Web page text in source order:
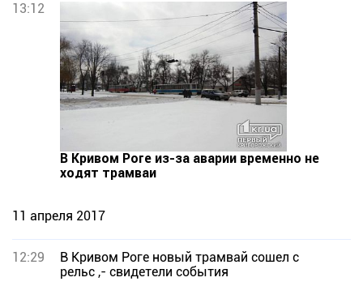
13:12
В Кривом Роге из-за аварии временно не
ходят трамваи
11 апреля 2017
12:29
В Кривом Роге новый трамвай сошел с
рельс ,- свидетели события